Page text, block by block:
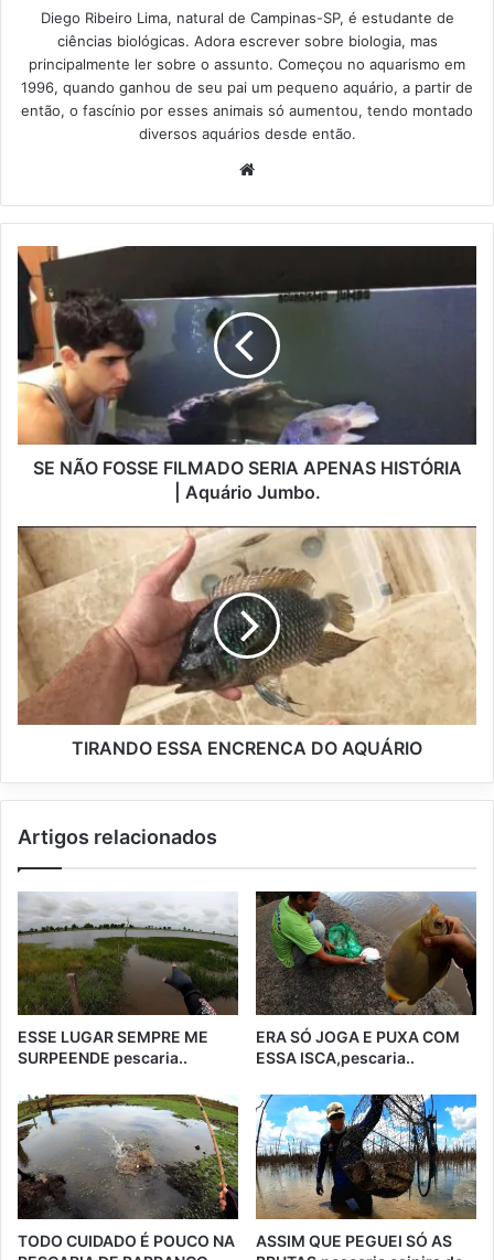
Diego Ribeiro Lima, natural de Campinas-SP, é estudante de
ciências biológicas. Adora escrever sobre biologia, mas
principalmente ler sobre o assunto. Começou no aquarismo em
1996, quando ganhou de seu pai um pequeno aquário, a partir de
então, o fascínio por esses animais só aumentou, tendo montado
diversos aquários desde então.
Website
SE NÃO FOSSE FILMADO SERIA APENAS HISTÓRIA
| Aquário Jumbo.
TIRANDO ESSA ENCRENCA DO AQUÁRIO
Artigos relacionados
ESSE LUGAR SEMPRE ME
SURPEENDE pescaria..
ERA SÓ JOGA E PUXA COM
ESSA ISCA,pescaria..
TODO CUIDADO É POUCO NA
ASSIM QUE PEGUEI SÓ AS